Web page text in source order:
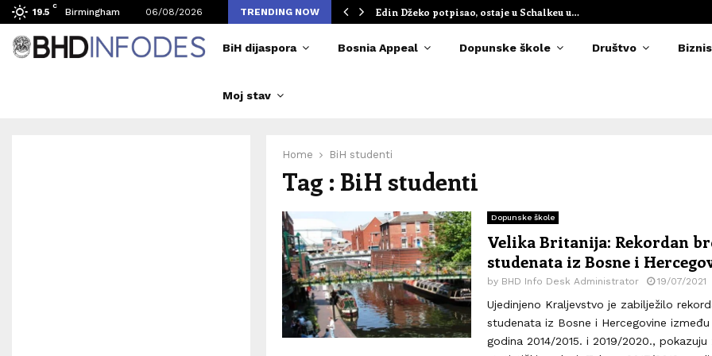
19.5
C
Birmingham 06/08/2026 TRENDING NOW
broj posjetilaca tokom Merlinovih koncerata Edin Džeko potpisao, ostaje u Schalkeu u…
BiH dijaspora Bosnia Appeal Dopunske škole Društvo Biznis
Moj stav
Home BiH studenti
Tag : BiH studenti
Dopunske škole
Velika Britanija: Rekordan
studenata iz Bosne i
by BHD Info Desk Administrator 19/07/2021
Ujedinjeno Kraljevstvo je zabilježilo
studenata iz Bosne i Hercegovine između
godina 2014/2015. i 2019/2020., pokazuju